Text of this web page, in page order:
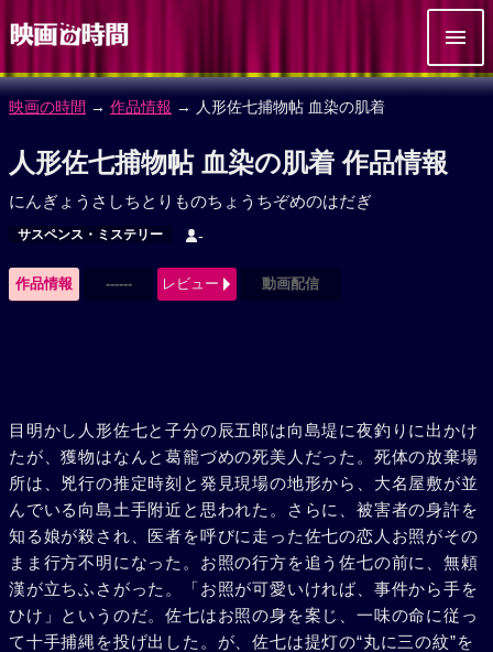
映画の時間 → 作品情報 → 人形佐七捕物帖 血染の肌着
人形佐七捕物帖 血染の肌着 作品情報
にんぎょうさしちとりものちょうちぞめのはだぎ
サスペンス・ミステリー -
作品情報 ------ レビュー 動画配信
目明かし人形佐七と子分の辰五郎は向島堤に夜釣りに出かけ
たが、獲物はなんと葛籠づめの死美人だった。死体の放棄場
所は、兇行の推定時刻と発見現場の地形から、大名屋敷が並
んでいる向島土手附近と思われた。さらに、被害者の身許を
知る娘が殺され、医者を呼びに走った佐七の恋人お照がその
まま行方不明になった。お照の行方を追う佐七の前に、無頼
漢が立ちふさがった。「お照が可愛いければ、事件から手を
ひけ」というのだ。佐七はお照の身を案じ、一味の命に従っ
て十手捕縄を投げ出した。が、佐七は提灯の“丸に三の紋”を